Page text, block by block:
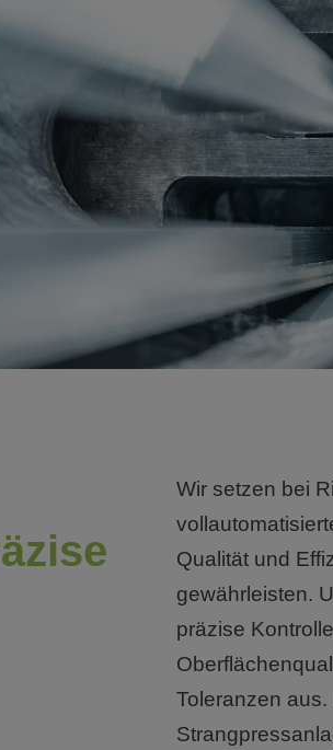
Wir setzen bei
Qualität und
gewährleisten.
präzise
Toleranzen